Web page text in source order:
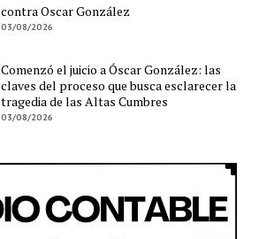
contra Oscar González
03/08/2026
Comenzó el juicio a Óscar González: las
claves del proceso que busca esclarecer la
tragedia de las Altas Cumbres
03/08/2026